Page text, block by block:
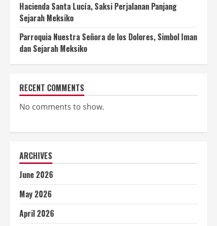
Hacienda Santa Lucía, Saksi Perjalanan Panjang
Sejarah Meksiko
Parroquia Nuestra Señora de los Dolores, Simbol Iman
dan Sejarah Meksiko
RECENT COMMENTS
No comments to show.
ARCHIVES
June 2026
May 2026
April 2026